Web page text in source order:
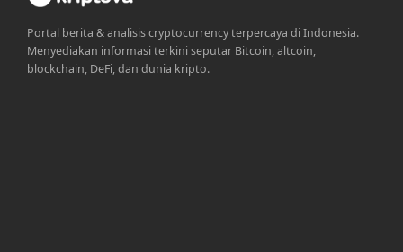
Portal berita & analisis cryptocurrency terpercaya di Indonesia.
Menyediakan informasi terkini seputar Bitcoin, altcoin,
blockchain, DeFi, dan dunia kripto.